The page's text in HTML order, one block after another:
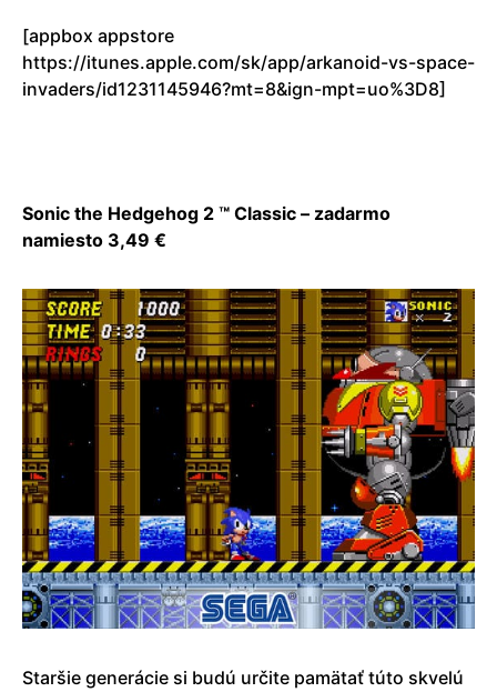
[appbox appstore
https://itunes.apple.com/sk/app/arkanoid-vs-space-
invaders/id1231145946?mt=8&ign-mpt=uo%3D8]
Sonic the Hedgehog 2 ™ Classic – zadarmo
namiesto 3,49 €
Staršie generácie si budú určite pamätať túto skvelú